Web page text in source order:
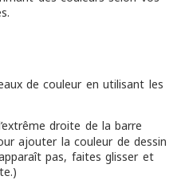
de couleur en utilisant les
droite de la barre
ajouter la couleur de dessin
pas, faites glisser et